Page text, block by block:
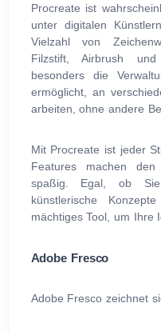
Procreate ist
unter digitalen
Vielzahl von
Filzstift, Airbrush
besonders die
ermöglicht, an
arbeiten, ohne andere
Mit Procreate ist jeder
Features machen
spaßig. Egal, ob Sie
künstlerische
mächtiges Tool, um Ihre
Adobe Fresco
Adobe Fresco zeichnet